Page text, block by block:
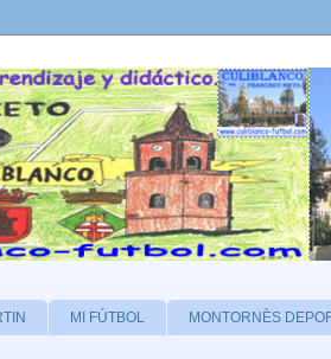
MI FÚTBOL MONTORNÈS